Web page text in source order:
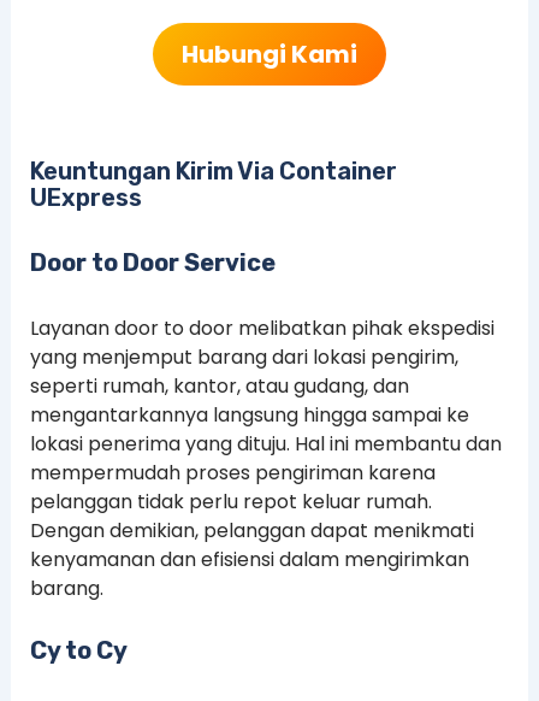
Hubungi Kami
Keuntungan Kirim Via Container
UExpress
Door to Door Service
Layanan door to door melibatkan pihak ekspedisi
yang menjemput barang dari lokasi pengirim,
seperti rumah, kantor, atau gudang, dan
mengantarkannya langsung hingga sampai ke
lokasi penerima yang dituju. Hal ini membantu dan
mempermudah proses pengiriman karena
pelanggan tidak perlu repot keluar rumah.
Dengan demikian, pelanggan dapat menikmati
kenyamanan dan efisiensi dalam mengirimkan
barang.
Cy to Cy